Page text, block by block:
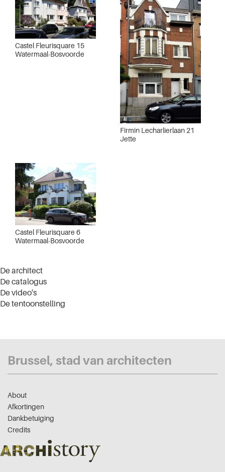
Castel Fleurisquare 15
Watermaal-Bosvoorde
Firmin Lecharlierlaan 21
Jette
Castel Fleurisquare 6
Watermaal-Bosvoorde
De architect
De catalogus
De video's
De tentoonstelling
Brussel, stad van architecten
About
Afkortingen
Dankbetuiging
Credits